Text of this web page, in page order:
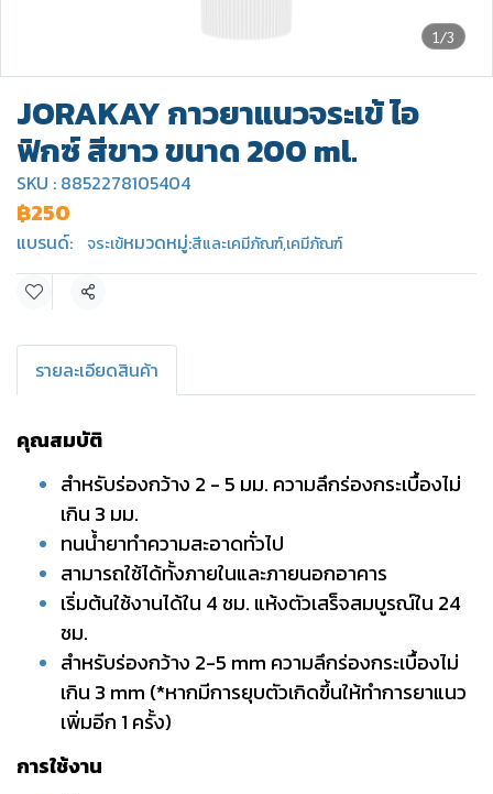
1/3
JORAKAY กาวยาแนวจระเข้ ไอ
ฟิกซ์ สีขาว ขนาด 200 ml.
SKU : 8852278105404
฿250
แบรนด์: จระเข้หมวดหมู่:สีและเคมีภัณฑ์,เคมีภัณฑ์
แชร์
รายละเอียดสินค้า
คุณสมบัติ
สำหรับร่องกว้าง 2 - 5 มม. ความลึกร่องกระเบื้องไม่
เกิน 3 มม.
ทนน้ำยาทำความสะอาดทั่วไป
สามารถใช้ได้ทั้งภายในและภายนอกอาคาร
เริ่มต้นใช้งานได้ใน 4 ชม. แห้งตัวเสร็จสมบูรณ์ใน 24
ชม.
สำหรับร่องกว้าง 2-5 mm ความลึกร่องกระเบื้องไม่
เกิน 3 mm (*หากมีการยุบตัวเกิดขึ้นให้ทำการยาแนว
เพิ่มอีก 1 ครั้ง)
การใช้งาน